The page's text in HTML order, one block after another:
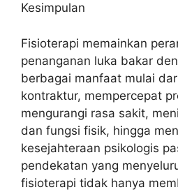
Kesimpulan
Fisioterapi memainkan
penanganan luka bakar
berbagai manfaat mulai
kontraktur, mempercepat
mengurangi rasa sakit,
dan fungsi fisik, hingga
kesejahteraan psikologis
pendekatan yang
fisioterapi tidak hanya